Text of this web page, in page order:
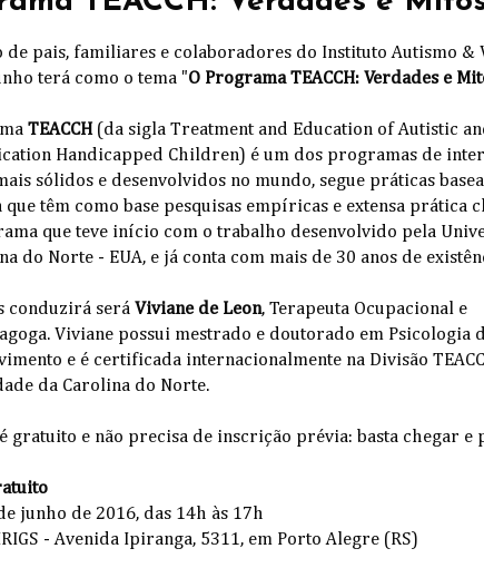
de pais, familiares e colaboradores do Instituto Autismo &
terá como o tema "O Programa TEACCH: Verdades e
TEACCH (da sigla Treatment and Education of Autistic
Handicapped Children) é um dos programas de
sólidos e desenvolvidos no mundo, segue práticas
que têm como base pesquisas empíricas e extensa prática
que teve início com o trabalho desenvolvido pela
do Norte - EUA, e já conta com mais de 30 anos de
conduzirá será Viviane de Leon, Terapeuta Ocupacional e
Viviane possui mestrado e doutorado em Psicologia
e é certificada internacionalmente na Divisão
da Carolina do Norte.
é gratuito e não precisa de inscrição prévia: basta chegar
junho de 2016, das 14h às 17h
- Avenida Ipiranga, 5311, em Porto Alegre (RS)